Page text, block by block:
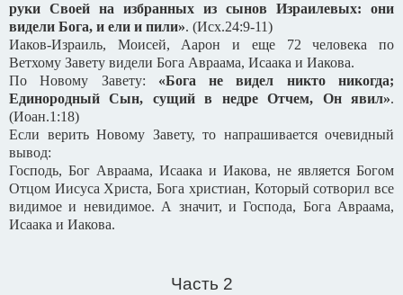
руки Своей на избранных из сынов Израилевых: они
видели Бога, и ели и пили». (Исх.24:9-11)
Иаков-Израиль, Моисей, Аарон и еще 72 человека по
Ветхому Завету видели Бога Авраама, Исаака и Иакова.
По Новому Завету: «Бога не видел никто никогда;
Единородный Сын, сущий в недре Отчем, Он явил».
(Иоан.1:18)
Если верить Новому Завету, то напрашивается очевидный
вывод:
Господь, Бог Авраама, Исаака и Иакова, не является Богом
Отцом Иисуса Христа, Бога христиан, Который сотворил все
видимое и невидимое. А значит, и Господа, Бога Авраама,
Исаака и Иакова.
Часть 2